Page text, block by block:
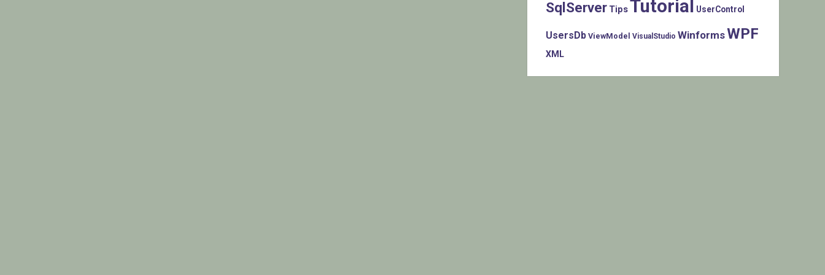
SqlServer TipsTutorial UserControl
UsersDb ViewModel VisualStudio WinformsWPF
XML